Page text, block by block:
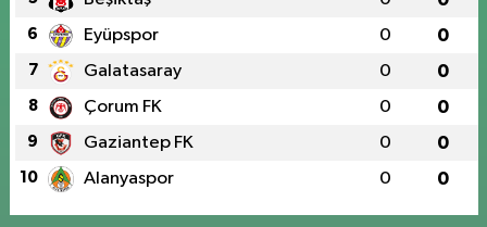
6 Eyüpspor 0 0
7 Galatasaray 0 0
8 Çorum FK 0 0
9 Gaziantep FK 0 0
10 Alanyaspor 0 0